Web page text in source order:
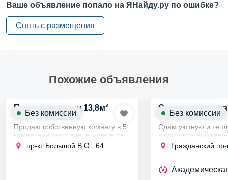
Тип комнаты —от собственника
есть
Дополнительно — возможен торг
О доме
Ваше объявление попало на ЯНайду.ру по ошибке?
Снять с размещения
Похожие объявления
Продам комнату 13,8м2
Продаю собственную комнату в 5
комнатной квартире, в чудесном
историческом Васильевском
острове в 15 минутах ходьбы от
пр-кт Большой В.О., 64
Без комиссии
Сдается
кв
Сдам уютную и
двухкомнатной
Калининском
ходьбы от станции
длительный срок...
Гражданский пр-
Без комиссии